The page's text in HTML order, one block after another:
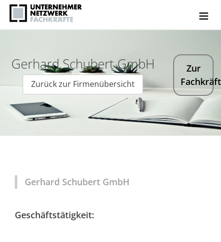
Gerhard Schubert GmbH
Zurück zur Firmenübersicht
Zur
Gerhard Schubert GmbH
Geschäftstätigkeit: